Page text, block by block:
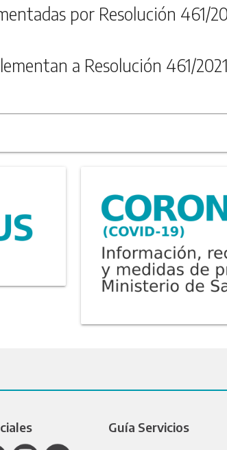
por Resolución 461/
a Resolución 461/
Guía Servicios